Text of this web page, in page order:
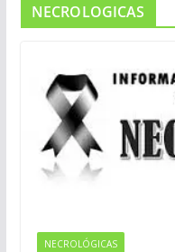
NECROLOGICAS
NECROLÓGICAS